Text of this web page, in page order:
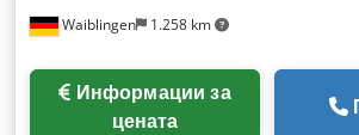
Waiblingen 1.258 km
цената